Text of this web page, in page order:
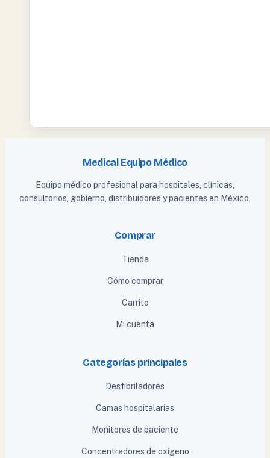
Medical Equipo Médico
Equipo médico profesional para hospitales, clínicas,
consultorios, gobierno, distribuidores y pacientes en México.
Comprar
Tienda
Cómo comprar
Carrito
Mi cuenta
Categorías principales
Desfibriladores
Camas hospitalarias
Monitores de paciente
Concentradores de oxígeno